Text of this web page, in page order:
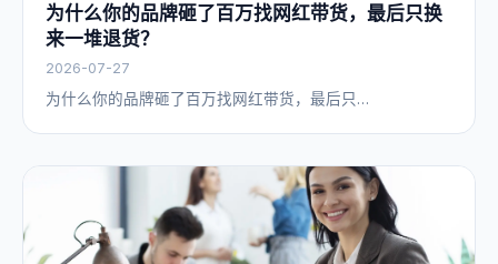
为什么你的品牌砸了百万找网红带货，最后只换
来一堆退货？
2026-07-27
为什么你的品牌砸了百万找网红带货，最后只…